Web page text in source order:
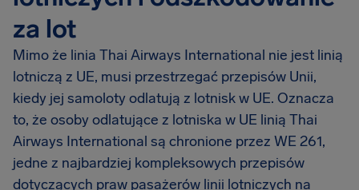
za lot
Mimo że linia Thai Airways International nie jest linią
lotniczą z UE, musi przestrzegać przepisów Unii,
kiedy jej samoloty odlatują z lotnisk w UE. Oznacza
to, że osoby odlatujące z lotniska w UE linią Thai
Airways International są chronione przez WE 261,
jedne z najbardziej kompleksowych przepisów
dotyczących praw pasażerów linii lotniczych na